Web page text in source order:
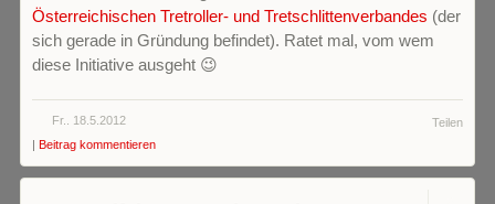
Österreichischen Tretroller- und Tretschlittenverbandes (der
sich gerade in Gründung befindet). Ratet mal, vom wem
diese Initiative ausgeht 😉
Teilen
Fr.. 18.5.2012
| Beitrag kommentieren